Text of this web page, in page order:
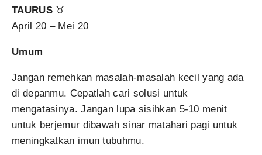
TAURUS♉
April 20 – Mei 20
Umum
Jangan remehkan masalah-masalah kecil yang ada
di depanmu. Cepatlah cari solusi untuk
mengatasinya. Jangan lupa sisihkan 5-10 menit
untuk berjemur dibawah sinar matahari pagi untuk
meningkatkan imun tubuhmu.